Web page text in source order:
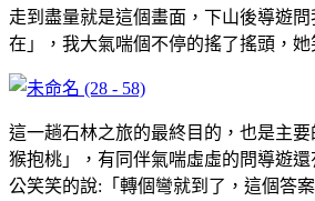
走到盡量就是這個畫面，下山後導遊
在」，我大氣喘個不停的搖了搖頭，她
這一趟石林之旅的最終目的，也是主
猴抱桃」，有同伴氣喘虛虛的問導遊
公笑笑的說:「轉個彎就到了，這個答